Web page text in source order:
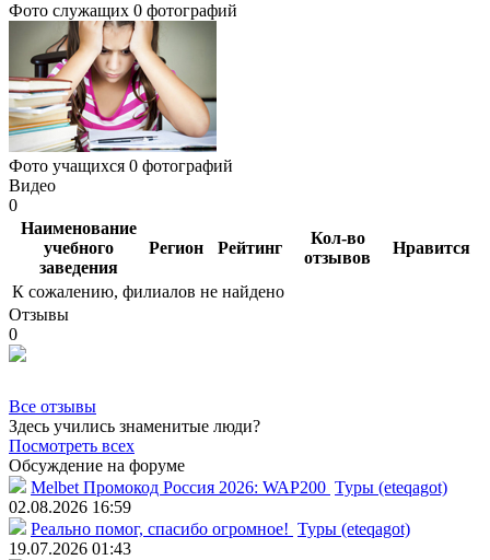
Фото служащих 0 фотографий
Фото учащихся 0 фотографий
Видео
0
Наименование
учебного
заведения
Регион Рейтинг
Кол-во
отзывов
Нравится
К сожалению, филиалов не найдено
Отзывы
0
Все отзывы
Здесь учились знаменитые люди?
Посмотреть всех
Обсуждение на форуме
Melbet Промокод Россия 2026: WAP200 Туры (eteqagot)
02.08.2026 16:59
Реально помог, спасибо огромное! Туры (eteqagot)
19.07.2026 01:43